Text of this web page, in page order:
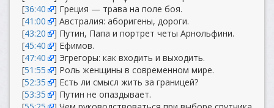
[36:40
] Греция — трава на поле боя.
[41:00
] Австралия: аборигены, дороги.
[43:20
] Путин, Папа и портрет четы Арнольфини.
[45:40
] Ефимов.
[47:40
] Эгрегоры: как входить и выходить.
[51:55
] Роль женщины в современном мире.
[52:35
] Есть ли смысл жить за границей?
[53:35
] Путин не опаздывает.